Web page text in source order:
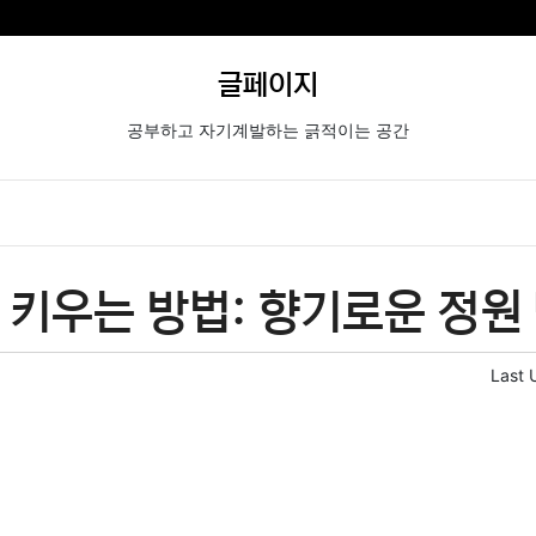
글페이지
공부하고 자기계발하는 긁적이는 공간
우는 방법: 향기로운 정원
Last